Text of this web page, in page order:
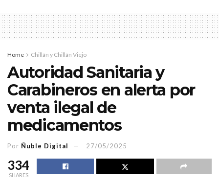
Home Chillán y Chillán Viejo
Autoridad Sanitaria y
Carabineros en alerta por
venta ilegal de
medicamentos
Por Ñuble Digital 27/05/2025
334
SHARES